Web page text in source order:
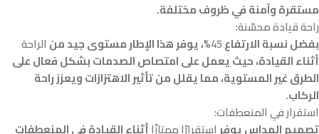
مستقرة وآمنة في ظروف مختلفة.
راحة قيادة محسّنة:
بفضل نسبة الارتفاع45% ، يوفر هذا الإطار مستوى جيد من الراحة
أثناء القيادة، حيث يعمل على امتصاص الصدمات بشكل فعال على
الطرق غير المستوية، مما يقلل من تأثير الاهتزازات ويعزز راحة
الركاب.
استقرار في المنعطفات:
تصميم المداس يوفر استقرارًا ممتازًاأثناء القيادة في المنعطفات